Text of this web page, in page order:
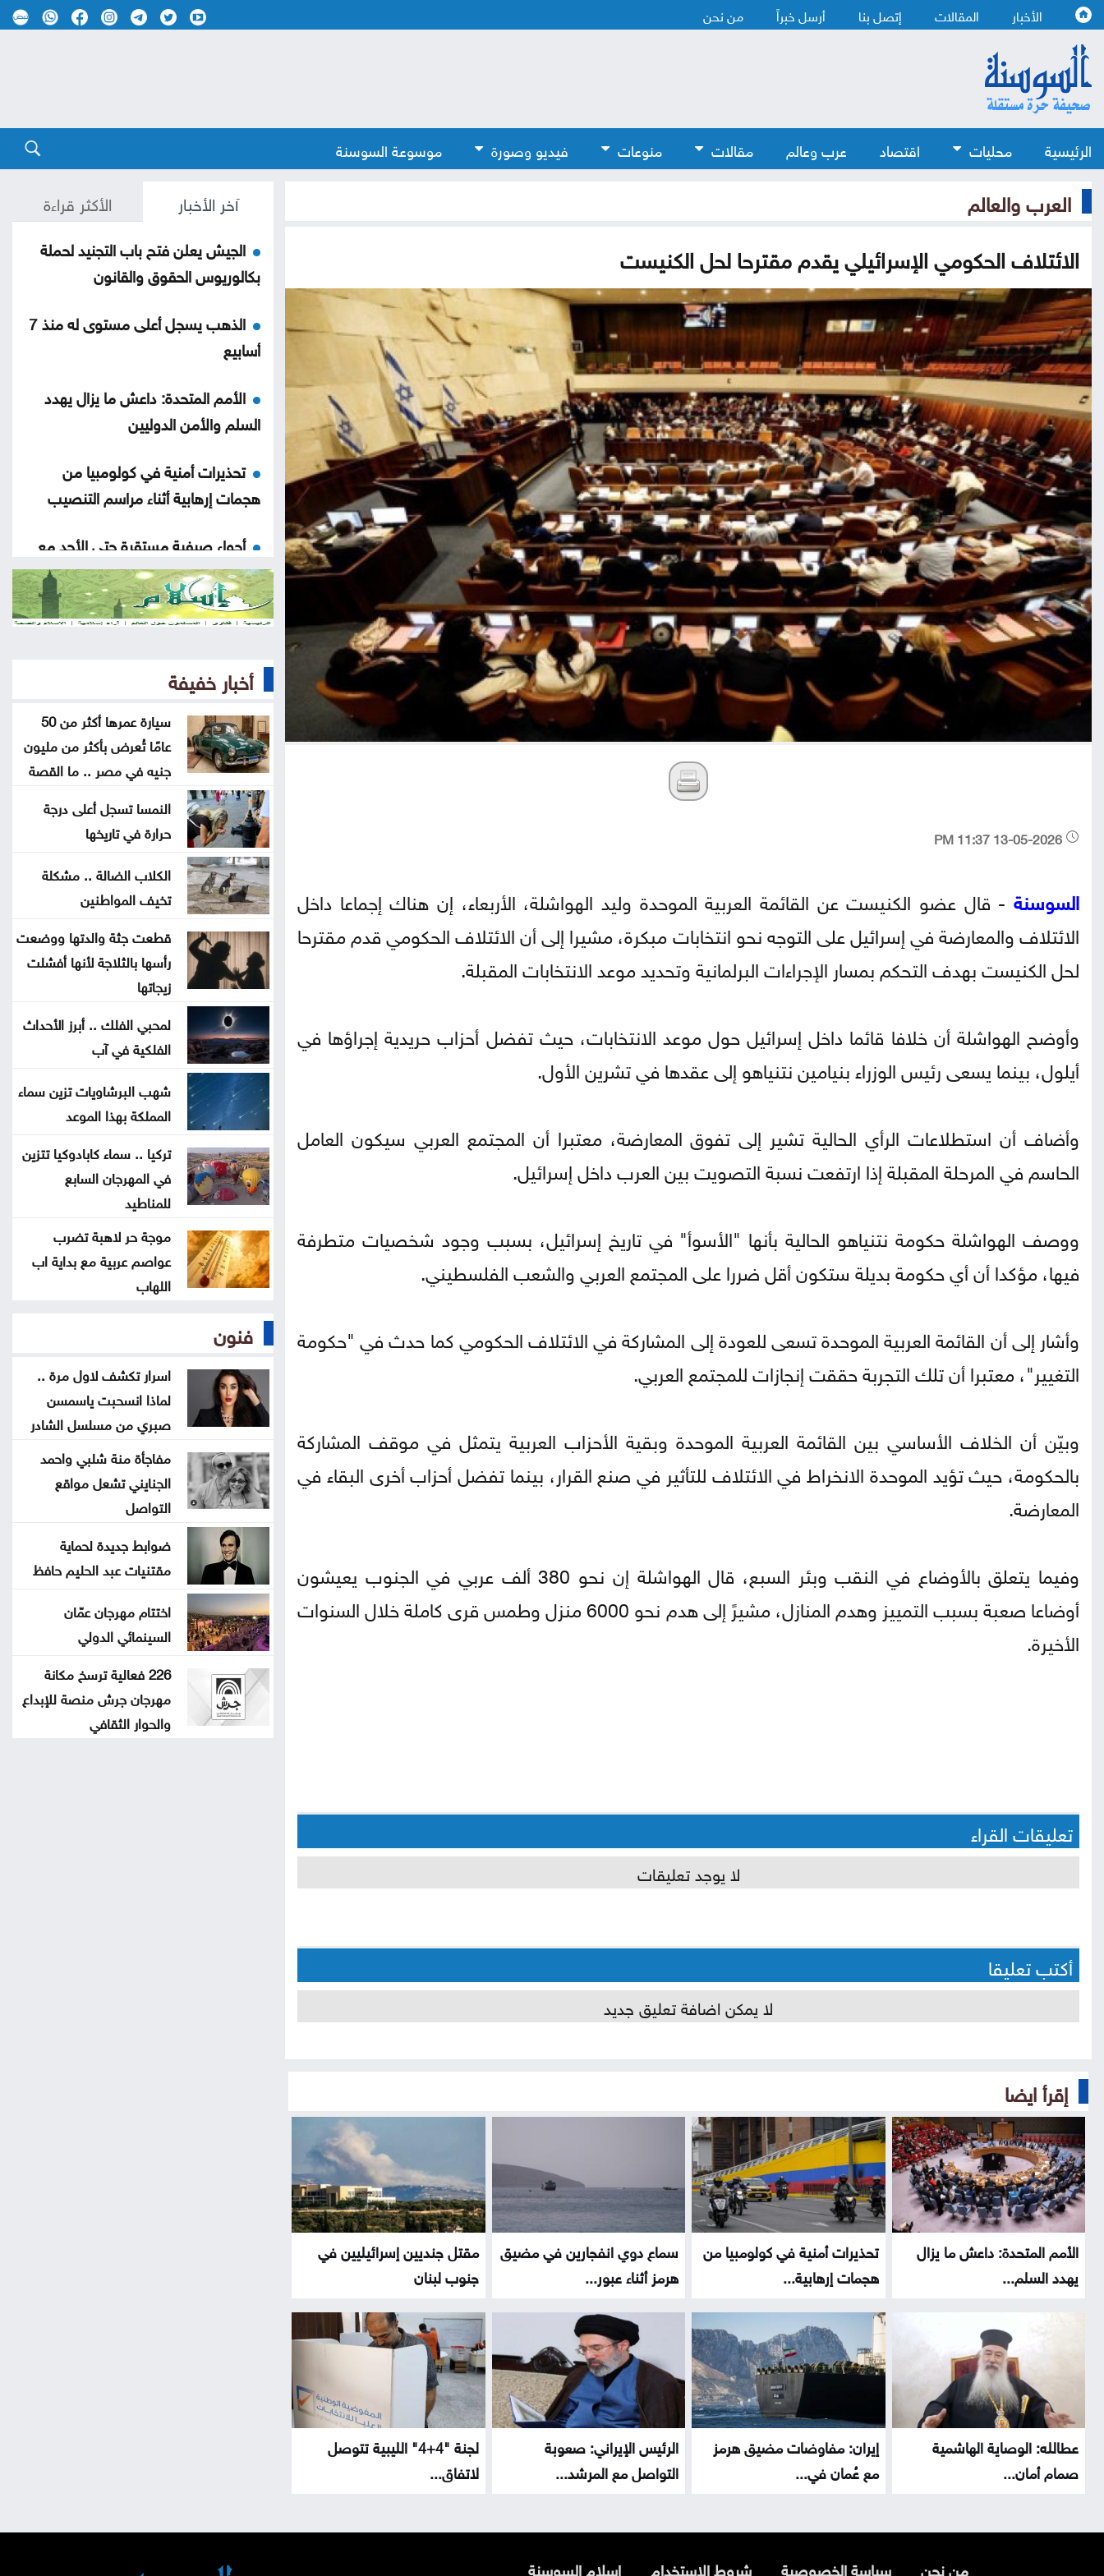
الأخبار المقالات إتصل بنا أرسل خبراً من نحن
الرئيسية محليات اقتصاد عرب وعالم مقالات منوعات فيديو وصورة موسوعة السوسنة
العرب والعالم
الائتلاف الحكومي الإسرائيلي يقدم مقترحا لحل الكنيست
السوسنة - قال عضو الكنيست عن القائمة العربية الموحدة وليد الهواشلة، الأربعاء، إن هناك إجماعا داخل
الائتلاف والمعارضة في إسرائيل على التوجه نحو انتخابات مبكرة، مشيرا إلى أن الائتلاف الحكومي قدم مقترحا
لحل الكنيست بهدف التحكم بمسار الإجراءات البرلمانية وتحديد موعد الانتخابات المقبلة.
وأوضح الهواشلة أن خلافا قائما داخل إسرائيل حول موعد الانتخابات، حيث تفضل أحزاب حريدية إجراؤها في
أيلول، بينما يسعى رئيس الوزراء بنيامين نتنياهو إلى عقدها في تشرين الأول.
وأضاف أن استطلاعات الرأي الحالية تشير إلى تفوق المعارضة، معتبرا أن المجتمع العربي سيكون العامل
الحاسم في المرحلة المقبلة إذا ارتفعت نسبة التصويت بين العرب داخل إسرائيل.
ووصف الهواشلة حكومة نتنياهو الحالية بأنها "الأسوأ" في تاريخ إسرائيل، بسبب وجود شخصيات متطرفة
فيها، مؤكدا أن أي حكومة بديلة ستكون أقل ضررا على المجتمع العربي والشعب الفلسطيني.
وأشار إلى أن القائمة العربية الموحدة تسعى للعودة إلى المشاركة في الائتلاف الحكومي كما حدث في "حكومة
التغيير"، معتبرا أن تلك التجربة حققت إنجازات للمجتمع العربي.
وبيّن أن الخلاف الأساسي بين القائمة العربية الموحدة وبقية الأحزاب العربية يتمثل في موقف المشاركة
بالحكومة، حيث تؤيد الموحدة الانخراط في الائتلاف للتأثير في صنع القرار، بينما تفضل أحزاب أخرى البقاء في
المعارضة.
وفيما يتعلق بالأوضاع في النقب وبئر السبع، قال الهواشلة إن نحو 380 ألف عربي في الجنوب يعيشون
أوضاعا صعبة بسبب التمييز وهدم المنازل، مشيرً إلى هدم نحو 6000 منزل وطمس قرى كاملة خلال السنوات
الأخيرة.
تعليقات القراء
لا يوجد تعليقات
أكتب تعليقا
لا يمكن اضافة تعليق جديد
إقرأ ايضا
الأمم المتحدة: داعش ما يزال
يهدد السلم...
تحذيرات أمنية في كولومبيا من
هجمات إرهابية...
سماع دوي انفجارين في مضيق
هرمز أثناء عبور...
مقتل جنديين إسرائيليين في
جنوب لبنان
عطالله: الوصاية الهاشمية
صمام أمان...
إيران: مفاوضات مضيق هرمز
مع عُمان في...
الرئيس الإيراني: صعوبة
التواصل مع المرشد...
لجنة "4+4" الليبية تتوصل
لاتفاق...
آخر الأخبار الأكثر قراءة
الجيش يعلن فتح باب التجنيد لحملة
بكالوريوس الحقوق والقانون
الذهب يسجل أعلى مستوى له منذ 7
أسابيع
الأمم المتحدة: داعش ما يزال يهدد
السلم والأمن الدوليين
تحذيرات أمنية في كولومبيا من
هجمات إرهابية أثناء مراسم التنصيب
أجواء صيفية مستقرة حتى الأحد مع
تراجع تأثير الكتلة الحارة
سماع دوي انفجارين في مضيق هرمز
مقتل جنديين إسرائيليين في جنوب
لبنان
كيف حول الاتحاد الأردني جائزة رياضية
إلى معركة أخلاقية هزت عرش فيفا
اتهامات الأمير علي تهز الفيفا .. ماذا
قالت الصحافة العالمية عن إنفانتينو؟
إسبانيا تسعى لاستضافة نهائي
مونديال 2030 بدلًا من المغرب
بأكثر من مليون جنيه في مصر .. ما
القصة
نقص الشرائح يلاحق آبل .. هل تتأثر
أجهزة آيفون وماك؟
هل أصبحت الهواتف القابلة للطي
مملة؟
5 إشارات قد يرسلها القلب قبل
الجلطة .. لا تتجاهلها
يرهقك اختلاف التوقيت
أخبار خفيفة
سيارة عمرها أكثر من 50
عامًا تُعرض بأكثر من مليون
جنيه في مصر .. ما القصة
النمسا تسجل أعلى درجة
حرارة في تاريخها
الكلاب الضالة .. مشكلة
تخيف المواطنين
قطعت جثة والدتها ووضعت
رأسها بالثلاجة لأنها أفشلت
زيجاتها
لمحبي الفلك .. أبرز الأحداث
الفلكية في آب
شهب البرشاويات تزين سماء
المملكة بهذا الموعد
تركيا .. سماء كابادوكيا تتزين
في المهرجان السابع
للمناطيد
موجة حر لاهبة تضرب
عواصم عربية مع بداية اب
اللهاب
فنون
اسرار تكشف لاول مرة ..
لماذا انسحبت ياسمسن
صبري من مسلسل الشادر
مفاجأة منة شلبي واحمد
الجنايني تشعل مواقع
التواصل
ضوابط جديدة لحماية
مقتنيات عبد الحليم حافظ
اختتام مهرجان عمّان
السينمائي الدولي
226 فعالية ترسخ مكانة
مهرجان جرش منصة للإبداع
والحوار الثقافي
من نحن سياسة الخصوصية شروط الاستخدام اسلام السوسنة